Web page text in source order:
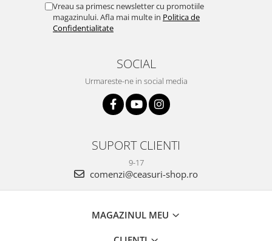
Vreau sa primesc newsletter cu promotiile
magazinului. Afla mai multe in Politica de
Confidentialitate
SOCIAL
Urmareste-ne in social media
SUPORT CLIENTI
9-17
comenzi@ceasuri-shop.ro
MAGAZINUL MEU